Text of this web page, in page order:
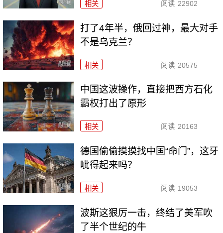
相关 阅读 22902
打了4年半，俄回过神，最大对手
不是乌克兰？
相关 阅读 20575
中国这波操作，直接把西方石化
霸权打出了原形
相关 阅读 20163
德国偷偷摸摸找中国“命门”，这牙
呲得起来吗？
相关 阅读 19053
波斯这狠厉一击，终结了美军吹
了半个世纪的牛